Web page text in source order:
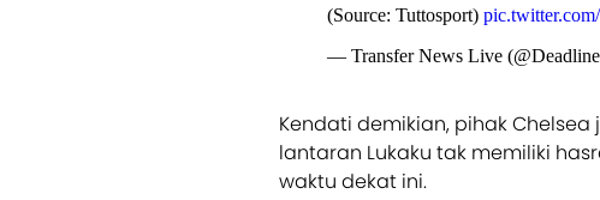
(Source: Tuttosport)
— Transfer News Live
Kendati demikian, pihak
lantaran Lukaku tak memiliki
waktu dekat ini.